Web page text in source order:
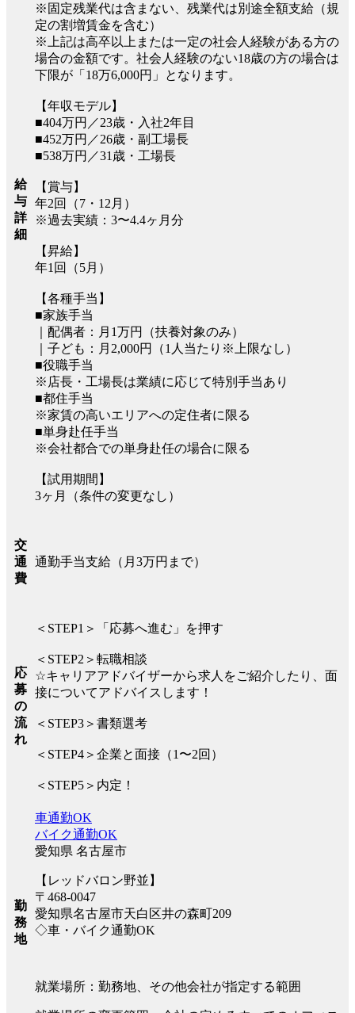
給
与
詳
細
※固定残業代は含まない、残業代は別途全額支給（規
定の割増賃金を含む）
※上記は高卒以上または一定の社会人経験がある方の
場合の金額です。社会人経験のない18歳の方の場合は
下限が「18万6,000円」となります。
【年収モデル】
■404万円／23歳・入社2年目
■452万円／26歳・副工場長
■538万円／31歳・工場長
【賞与】
年2回（7・12月）
※過去実績：3〜4.4ヶ月分
【昇給】
年1回（5月）
【各種手当】
■家族手当
｜配偶者：月1万円（扶養対象のみ）
｜子ども：月2,000円（1人当たり※上限なし）
■役職手当
※店長・工場長は業績に応じて特別手当あり
■都住手当
※家賃の高いエリアへの定住者に限る
■単身赴任手当
※会社都合での単身赴任の場合に限る
【試用期間】
3ヶ月（条件の変更なし）
交
通
費
通勤手当支給（月3万円まで）
応
募
の
流
れ
＜STEP1＞「応募へ進む」を押す
＜STEP2＞転職相談
☆キャリアアドバイザーから求人をご紹介したり、面
接についてアドバイスします！
＜STEP3＞書類選考
＜STEP4＞企業と面接（1〜2回）
＜STEP5＞内定！
勤
務
地
車通勤OK
バイク通勤OK
愛知県 名古屋市
【レッドバロン野並】
〒468-0047
愛知県名古屋市天白区井の森町209
◇車・バイク通勤OK
就業場所：勤務地、その他会社が指定する範囲